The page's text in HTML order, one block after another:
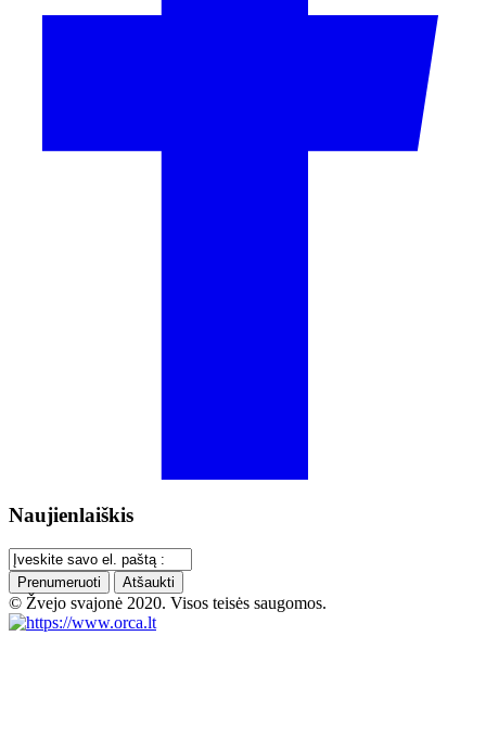
Naujienlaiškis
Prenumeruoti Atšaukti
© Žvejo svajonė 2020. Visos teisės saugomos.